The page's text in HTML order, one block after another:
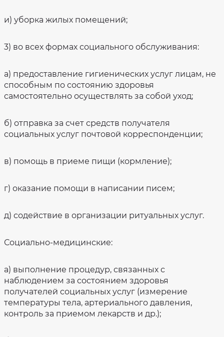
и) уборка жилых помещений;
3) во всех формах социального обслуживания:
а) предоставление гигиенических услуг лицам, не
способным по состоянию здоровья
самостоятельно осуществлять за собой уход;
б) отправка за счет средств получателя
социальных услуг почтовой корреспонденции;
в) помощь в приеме пищи (кормление);
г) оказание помощи в написании писем;
д) содействие в организации ритуальных услуг.
Социально-медицинские:
а) выполнение процедур, связанных с
наблюдением за состоянием здоровья
получателей социальных услуг (измерение
температуры тела, артериального давления,
контроль за приемом лекарств и др.);